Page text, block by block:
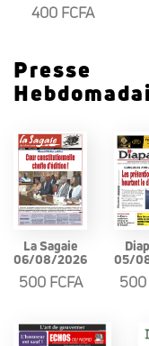
400 FCFA
Presse
La Sagaie
06/08/2026
500 FCFA
05/
500